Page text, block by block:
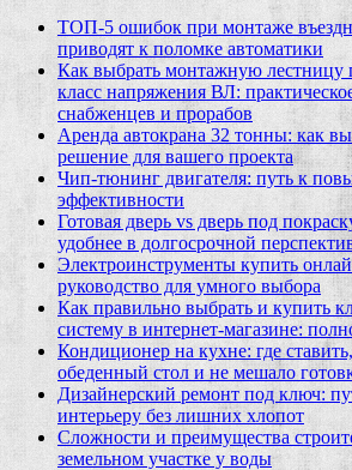
ТОП-5 ошибок при монтаже
приводят к поломке автоматики
Как выбрать монтажную лестницу
класс напряжения ВЛ:
снабженцев и прорабов
Аренда автокрана 32 тонны: как
решение для вашего проекта
Чип‑тюнинг двигателя: путь к
эффективности
Готовая дверь vs дверь под
удобнее в долгосрочной
Электроинструменты купить
руководство для умного выбора
Как правильно выбрать и купить
систему в интернет‑магазине:
Кондиционер на кухне: где
обеденный стол и не мешало
Дизайнерский ремонт под ключ:
интерьеру без лишних хлопот
Сложности и преимущества
земельном участке у воды